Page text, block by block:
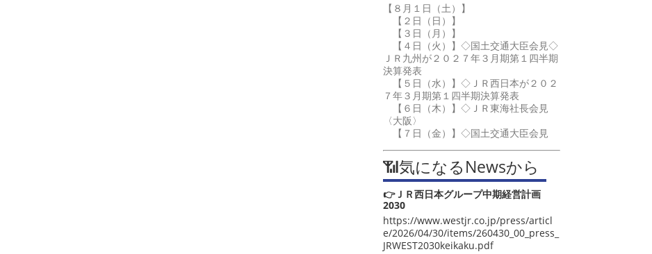
【８月１日（土）】
【２日（日）】
【３日（月）】
【４日（火）】◇国土交通大臣会見◇
ＪＲ九州が２０２７年３月期第１四半期
決算発表
【５日（水）】◇ＪＲ西日本が２０２
７年３月期第１四半期決算発表
【６日（木）】◇ＪＲ東海社長会見
〈大阪〉
【７日（金）】◇国土交通大臣会見
📶気になるNewsから
👉ＪＲ西日本グループ中期経営計画
2030
https://www.westjr.co.jp/press/articl
e/2026/04/30/items/260430_00_press_
JRWEST2030keikaku.pdf